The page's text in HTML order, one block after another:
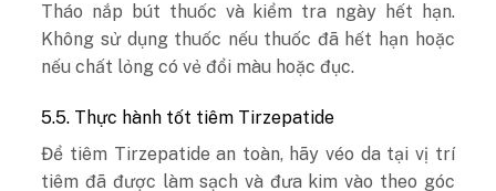
Tháo nắp bút thuốc và kiểm tra ngày hết hạn.
Không sử dụng thuốc nếu thuốc đã hết hạn hoặc
nếu chất lỏng có vẻ đổi màu hoặc đục.
5.5. Thực hành tốt tiêm Tirzepatide
Để tiêm Tirzepatide an toàn, hãy véo da tại vị trí
tiêm đã được làm sạch và đưa kim vào theo góc